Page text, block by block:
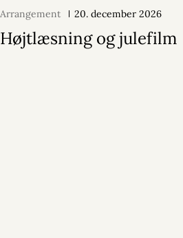
Arrangement 20. december 2026
Højtlæsning og julefilm